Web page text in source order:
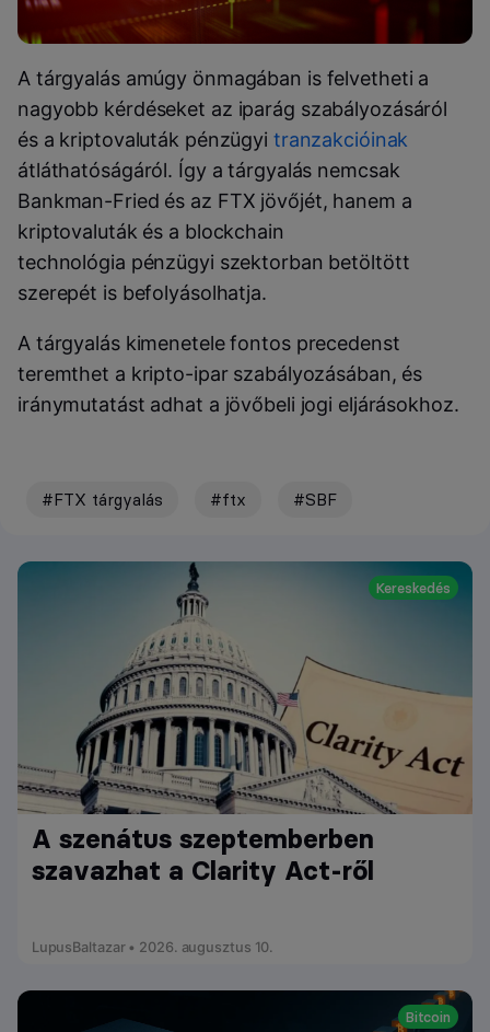
A tárgyalás amúgy önmagában is felvetheti a
nagyobb kérdéseket az iparág szabályozásáról
és a kriptovaluták pénzügyi tranzakcióinak
átláthatóságáról. Így a tárgyalás nemcsak
Bankman-Fried és az FTX jövőjét, hanem a
kriptovaluták és a blockchain
technológia pénzügyi szektorban betöltött
szerepét is befolyásolhatja.
A tárgyalás kimenetele fontos precedenst
teremthet a kripto-ipar szabályozásában, és
iránymutatást adhat a jövőbeli jogi eljárásokhoz.
#FTX tárgyalás #ftx #SBF
Kereskedés
A szenátus szeptemberben
szavazhat a Clarity Act-ről
LupusBaltazar • 2026. augusztus 10.
Bitcoin